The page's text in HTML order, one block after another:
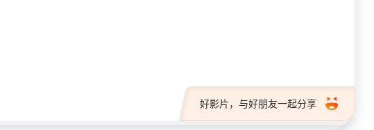
好影片，与好朋友一起分享